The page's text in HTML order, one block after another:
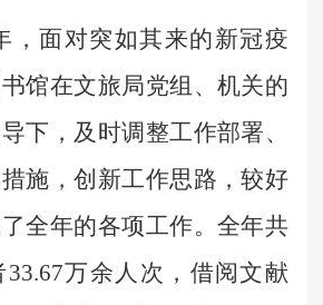
，面对突如其来的新冠疫
馆在文旅局党组、机关的
下， 及时调整工作部署、
施，创新工作思路，较好
全年的各项工作。全年共
33.67万余人次，借阅文献